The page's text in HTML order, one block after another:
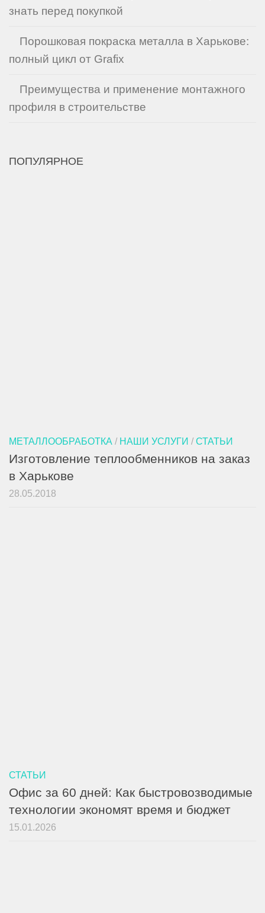
знать перед покупкой
Порошковая покраска металла в Харькове:
полный цикл от Grafix
Преимущества и применение монтажного
профиля в строительстве
ПОПУЛЯРНОЕ
МЕТАЛЛООБРАБОТКА / НАШИ УСЛУГИ / СТАТЬИ
Изготовление теплообменников на заказ
в Харькове
28.05.2018
СТАТЬИ
Офис за 60 дней: Как быстровозводимые
технологии экономят время и бюджет
15.01.2026